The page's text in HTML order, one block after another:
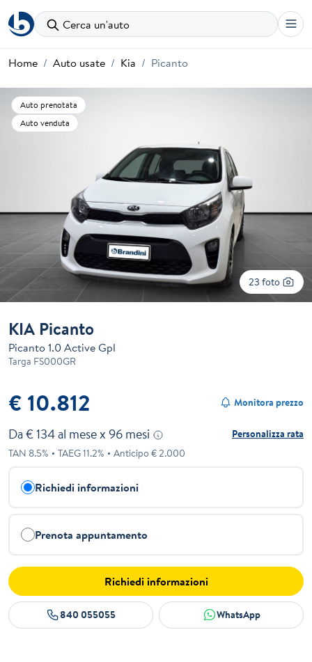
Cerca un'auto
Home Auto usate Kia Picanto
Auto prenotata
Auto venduta
23 foto
KIA Picanto
Picanto 1.0 Active Gpl
Targa FS000GR
€ 10.812 Monitora prezzo
Da € 134al mese x 96 mesi
Personalizza rata
TAN 8.5% TAEG11.2% Anticipo €2.000
Richiedi informazioni
Prenota appuntamento
Richiedi informazioni
840 055055 WhatsApp